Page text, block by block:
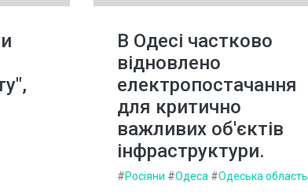
В Одесі частково
відновлено
електропостачання
для критично
важливих об'єктів
інфраструктури.
#Росіяни #Одеса #Одеська область